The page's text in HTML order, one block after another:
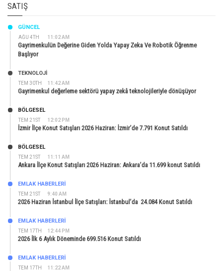
SATIŞ
AĞU 4TH 11:02 AM
GÜNCEL
Gayrimenkulün Değerine Giden Yolda Yapay Zeka Ve Robotik Öğrenme
Başlıyor
TEM 30TH 11:42 AM
TEKNOLOJİ
Gayrimenkul değerleme sektörü yapay zekâ teknolojileriyle dönüşüyor
TEM 21ST 12:02 PM
BÖLGESEL
İzmir İlçe Konut Satışları 2026 Haziran: İzmir’de 7.791 Konut Satıldı
TEM 21ST 11:11 AM
BÖLGESEL
Ankara İlçe Konut Satışları 2026 Haziran: Ankara’da 11.699 konut Satıldı
TEM 21ST 9:40 AM
EMLAK HABERLERI
2026 Haziran İstanbul İlçe Satışları: İstanbul’da 24.084 Konut Satıldı
TEM 17TH 12:44 PM
EMLAK HABERLERI
2026 İlk 6 Aylık Döneminde 699.516 Konut Satıldı
TEM 17TH 11:22 AM
EMLAK HABERLERI